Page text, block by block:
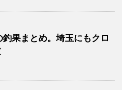
釣果まとめ。埼玉にもクロ